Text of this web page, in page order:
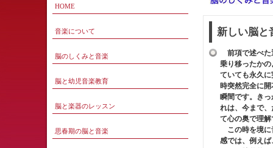
新しい脳と
前項で述べた
乗り移ったか
ていても永久
時突然完全に
瞬間です。き
れは、今まで
て心の奥で理
この時を境に
感では、例え
HOME
音楽について
脳のしくみと音楽
脳と幼児音楽教育
脳と楽器のレッスン
思春期の脳と音楽